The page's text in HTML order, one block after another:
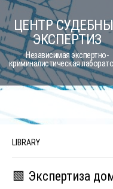
Skip
to
content
ЦЕНТР
ЭКСПЕРТИЗ
Независимая экспертно-
криминалистическая
LIBRARY
🟩 Экспертиза